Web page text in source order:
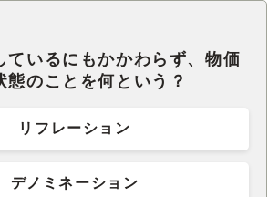
ているにもかかわらず、物価
態のことを何という？
リフレーション
デノミネーション